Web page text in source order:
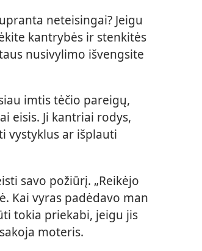
neteisingai? Jeigu
kantrybės ir stenkitės
nusivylimo išvengsite
imtis tėčio pareigų,
eisis. Ji kantriai rodys,
vystyklus ar išplauti
savo požiūrį. „Reikėjo
Kai vyras padėdavo man
tokia priekabi, jeigu jis
moteris.